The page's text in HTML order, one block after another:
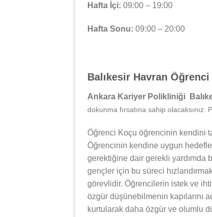
Hafta İçi: 09:00 – 19:00
Hafta Sonu: 09:00 – 20:00
Balıkesir Havran
Ankara Kariyer Polikliniği
dokunma fırsatına sahip
Öğrenci Koçu öğrencinin kendini
Öğrencinin kendine uygun
gerektiğine dair gerekli yardımda
gençler için bu süreci
görevlidir. Öğrencilerin istek ve
özgür düşünebilmenin kapılarını
kurtularak daha özgür ve olumlu